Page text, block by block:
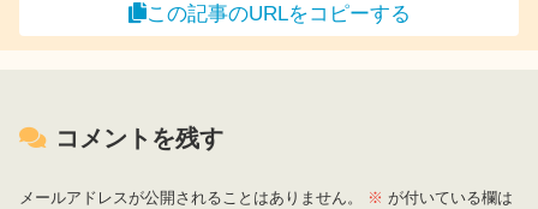
この記事のURLをコピーする
コメントを残す
メールアドレスが公開されることはありません。 ※ が付いている欄は